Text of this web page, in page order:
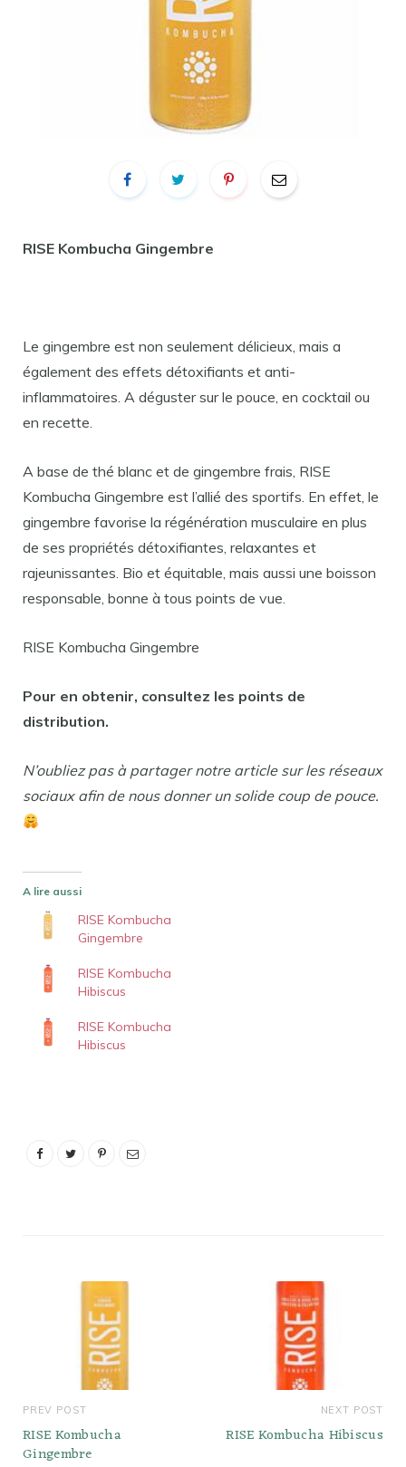
RISE Kombucha Gingembre
Le gingembre est non seulement délicieux, mais a
également des effets détoxifiants et anti-
inflammatoires. A déguster sur le pouce, en cocktail ou
en recette.
A base de thé blanc et de gingembre frais, RISE
Kombucha Gingembre est l’allié des sportifs. En effet, le
gingembre favorise la régénération musculaire en plus
de ses propriétés détoxifiantes, relaxantes et
rajeunissantes. Bio et équitable, mais aussi une boisson
responsable, bonne à tous points de vue.
RISE Kombucha Gingembre
Pour en obtenir, consultez les points de
distribution.
N’oubliez pas à partager notre article sur les réseaux
sociaux afin de nous donner un solide coup de pouce.
A lire aussi
RISE Kombucha
Gingembre
RISE Kombucha
Hibiscus
RISE Kombucha
Hibiscus
PREV POST
RISE Kombucha
Gingembre
NEXT POST
RISE Kombucha Hibiscus